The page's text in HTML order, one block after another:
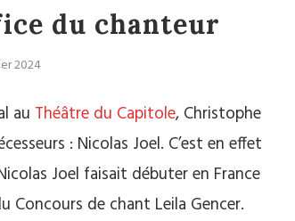
du chanteur
2024
au Théâtre du Capitole, Christophe
: Nicolas Joel. C’est en effet
Joel faisait débuter en France
Concours de chant Leila Gencer.